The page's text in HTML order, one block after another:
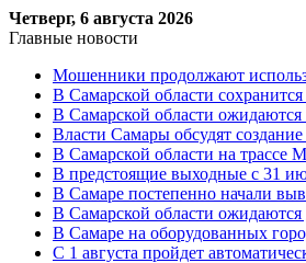
Четверг, 6 августа 2026
Главные новости
Мошенники продолжают
В Самарской области сохранится
В Самарской области ожидаются
Власти Самары обсудят
В Самарской области на трассе
В предстоящие выходные с 31
В Самаре постепенно начали
В Самарской области
В Самаре на оборудованных
С 1 августа пройдет